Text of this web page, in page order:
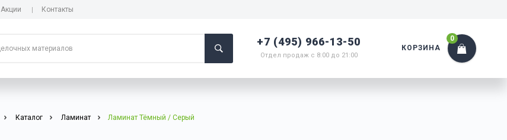
Акции Контакты
+7 (495) 966-13-50
Отдел продаж с 8:00 до 21:00
КОРЗИНА
0
Каталог Ламинат Ламинат Тёмный / Серый